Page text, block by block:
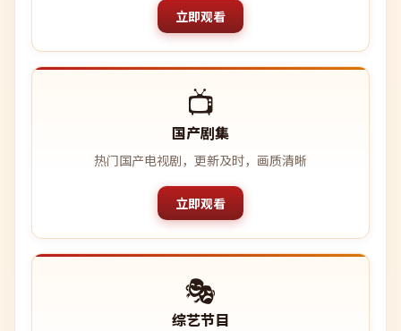
立即观看
📺
国产剧集
热门国产电视剧，更新及时，画质清晰
立即观看
🎭
综艺节目